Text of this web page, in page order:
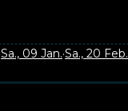
Sa., 09 Jan.·Sa., 20 Feb.